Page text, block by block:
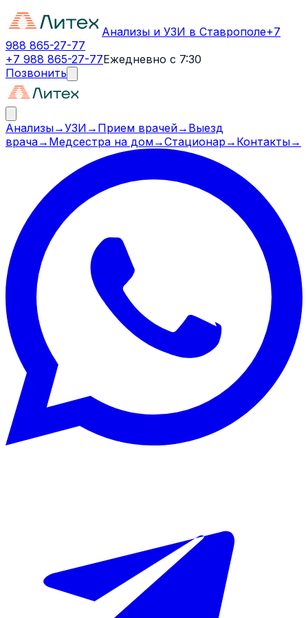
Анализы и УЗИ в Ставрополе+7
988 865-27-77
+7 988 865-27-77Ежедневно с 7:30
Позвонить
Анализы→УЗИ → Прием врачей→ Выезд
врача→ Медсестра на дом→Стационар → Контакты→